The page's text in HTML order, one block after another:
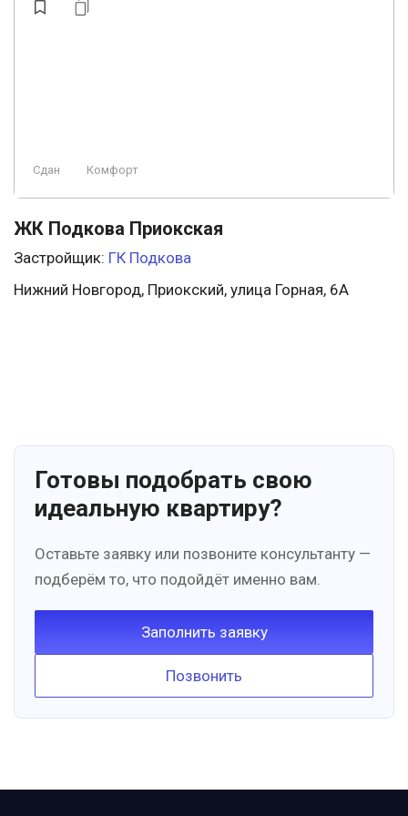
Сдан Комфорт
ЖК Подкова Приокская
Застройщик: ГК Подкова
Нижний Новгород, Приокский, улица Горная, 6А
Готовы подобрать свою
идеальную квартиру?
Оставьте заявку или позвоните консультанту —
подберём то, что подойдёт именно вам.
Заполнить заявку
Позвонить